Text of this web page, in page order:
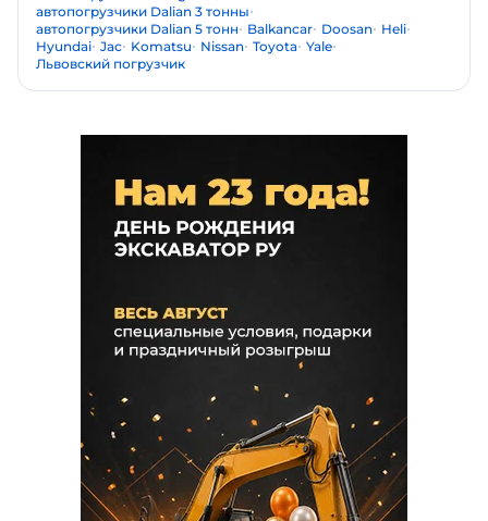
автопогрузчики Dalian 3 тонны
автопогрузчики Dalian 5 тонн
Balkancar Doosan Heli
Hyundai Jac Komatsu Nissan Toyota Yale
Львовский погрузчик